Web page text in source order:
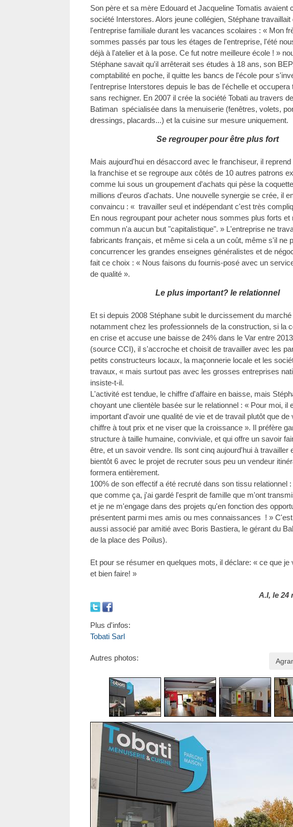
Son père et sa mère Edouard et Jacqueline Tomatis avaient
société Interstores. Alors jeune collégien, Stéphane travaillait
l'entreprise familiale durant les vacances scolaires : « Mon
sommes passés par tous les étages de l'entreprise, l'été
déjà à l'atelier et à la pose. Ce fut notre meilleure école ! »
Stéphane savait qu'il arrêterait ses études à 18 ans, son
comptabilité en poche, il quitte les bancs de l'école pour
l'entreprise Interstores depuis le bas de l'échelle et occupera
sans rechigner. En 2007 il crée la société Tobati au travers
Batiman spécialisée dans la menuiserie (fenêtres, volets,
dressings, placards...) et la cuisine sur mesure uniquement.
Se regrouper pour être plus fort
Mais aujourd'hui en désaccord avec le franchiseur, il
la franchise et se regroupe aux côtés de 10 autres patrons
comme lui sous un groupement d'achats qui pèse la
millions d'euros d'achats. Une nouvelle synergie se crée, il
convaincu : « travailler seul et indépendant c'est très
En nous regroupant pour acheter nous sommes plus forts et
commun n'a aucun but "capitalistique". » L'entreprise ne
fabricants français, et même si cela a un coût, même s'il ne
concurrencer les grandes enseignes généralistes et de
fait ce choix : « Nous faisons du fournis-posé avec un
de qualité ».
Le plus important? le relationnel
Et si depuis 2008 Stéphane subit le durcissement du marché
notamment chez les professionnels de la construction, si la
en crise et accuse une baisse de 24% dans le Var entre
(source CCI), il s'accroche et choisit de travailler avec les
petits constructeurs locaux, la maçonnerie locale et les
travaux, « mais surtout pas avec les grosses entreprises
insiste-t-il.
L'activité est tendue, le chiffre d'affaire en baisse, mais
choyant une clientèle basée sur le relationnel : « Pour moi, il
important d'avoir une qualité de vie et de travail plutôt que de
chiffre à tout prix et ne viser que la croissance ». Il préfère
structure à taille humaine, conviviale, et qui offre un savoir
être, et un savoir vendre. Ils sont cinq aujourd'hui à travailler
bientôt 6 avec le projet de recruter sous peu un vendeur
formera entièrement.
100% de son effectif a été recruté dans son tissu relationnel
que comme ça, j'ai gardé l'esprit de famille que m'ont
et je ne m'engage dans des projets qu'en fonction des
présentent parmi mes amis ou mes connaissances ! »
aussi associé par amitié avec Boris Bastiera, le gérant du
de la place des Poilus).
Et pour se résumer en quelques mots, il déclare: « ce que je
et bien faire! »
A.I, le 24
Plus d'infos:
Tobati Sarl
Autres photos: